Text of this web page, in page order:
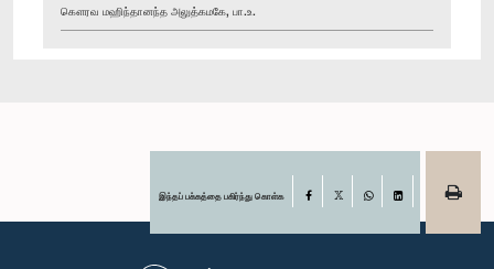
கௌரவ மஹிந்தானந்த அலுத்கமகே, பா.உ.
இந்தப் பக்கத்தை பகிர்ந்து கொள்க Facebook